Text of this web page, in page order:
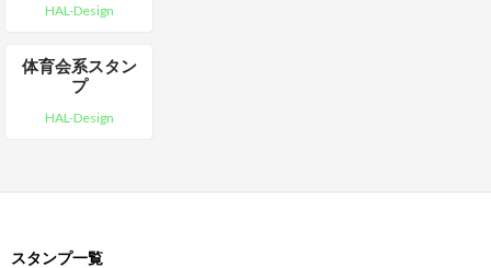
HAL-Design
体育会系スタン
プ
HAL-Design
スタンプ一覧